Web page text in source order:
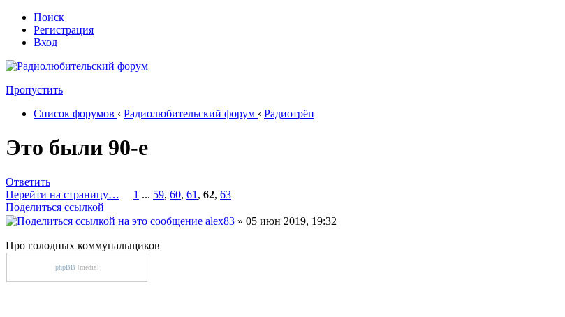
Поиск
Регистрация
Вход
Пропустить
Список форумов ‹ Радиолюбительский форум ‹ Радиотрёп
Это были 90-е
Ответить
Перейти на страницу…
1 ... 59, 60, 61 , 62, 63
Поделиться ссылкой
alex83 » 05 июн 2019, 19:32
Про голодных коммунальщиков
phpBB [media]